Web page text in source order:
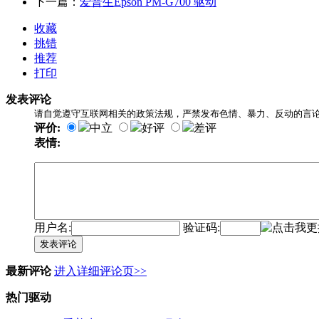
收藏
挑错
推荐
打印
发表评论
请自觉遵守互联网相关的政策法规，严禁发布色情、暴力、反动的言论
评价: 中立 好评
差评
表情:
用户名: 验证码:
发表评论
最新评论 进入详细评论页>>
热门驱动